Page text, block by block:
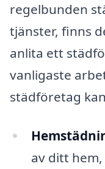
regelbunden
tjänster, finns
anlita ett
vanligaste
städföretag
av ditt